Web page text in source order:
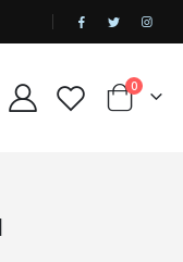
|
Cart
0tuotetta